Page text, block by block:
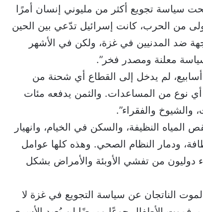
سياسة تجويع أكثر من مليوني إنسان أمرًا
من الحرب، كانت إسرائيل تدّعي بين الحين
ضد المدنيين في غزة، ولكن في الأشهر
سياسة معلنة ومصدر فخر”.
لم يدخل إلى القطاع أي شحنة من
أي نوع من المساعدات. والثمن يدفعه مئات
والشيوخ والفقراء”.
النظيفة، والسكن في الخيام، وانهيار
ودمار النظام الصحي. وهذه كلها عوامل
دوليون من تفشي الأوبئة والأمراض بشكل
الناتجان عن سياسة التجويع في غزة لا